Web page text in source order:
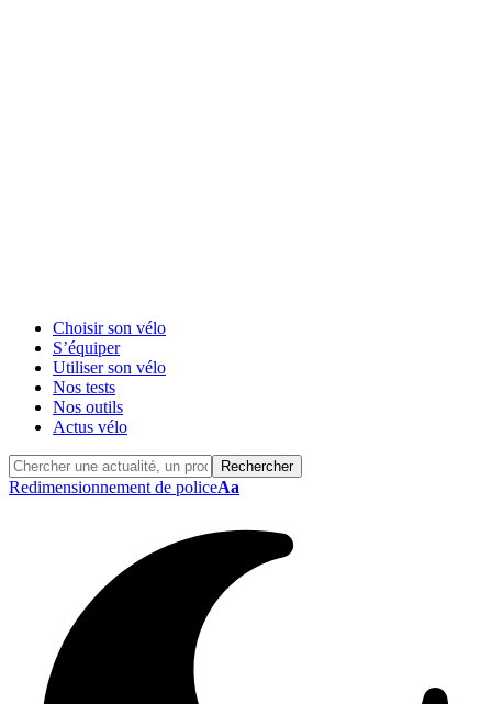
Choisir son vélo
S’équiper
Utiliser son vélo
Nos tests
Nos outils
Actus vélo
Redimensionnement de policeAa